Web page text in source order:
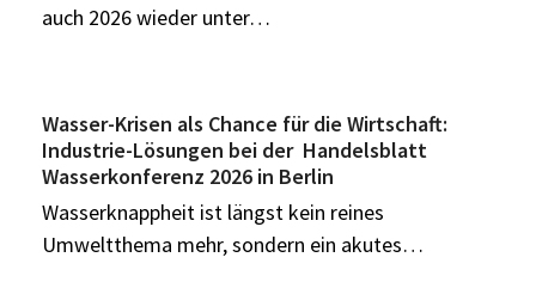
auch 2026 wieder unter…
Wasser-Krisen als Chance für die Wirtschaft:
Industrie-Lösungen bei der Handelsblatt
Wasserkonferenz 2026 in Berlin
Wasserknappheit ist längst kein reines
Umweltthema mehr, sondern ein akutes…